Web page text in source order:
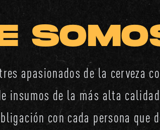
apasionados de la cerveza
insumos de la más alta
con cada persona que